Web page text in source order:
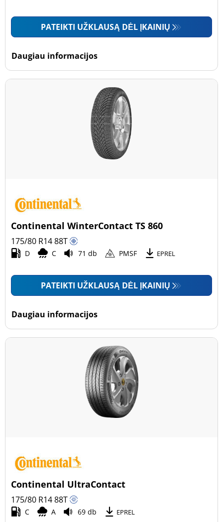
Padanga sustiprintomis sienelėmis
PATEIKTI UŽKLAUSĄ DĖL ĮKAINIŲ
Daugiau informacijos
Continental WinterContact TS 860
175/80 R1488T
D C 71 db PMSF EPREL
PATEIKTI UŽKLAUSĄ DĖL ĮKAINIŲ
Daugiau informacijos
Continental UltraContact
175/80 R1488T
C A 69 db EPREL